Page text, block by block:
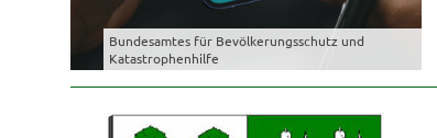
Bundesamtes für Bevölkerungsschutz und
Katastrophenhilfe